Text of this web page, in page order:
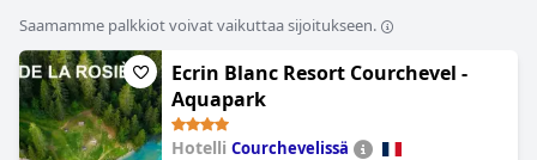
Saamamme palkkiot voivat vaikuttaa sijoitukseen.
Ecrin Blanc Resort Courchevel -
Aquapark
Hotelli Courchevelissä